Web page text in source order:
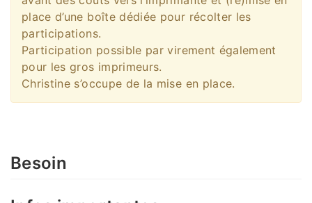
place d’une boîte dédiée pour récolter les
participations.
Participation possible par virement également
pour les gros imprimeurs.
Christine s’occupe de la mise en place.
Besoin